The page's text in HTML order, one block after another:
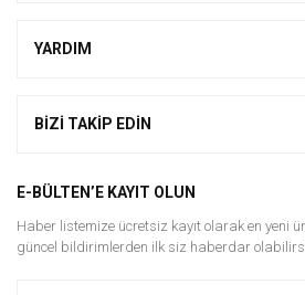
YARDIM
BİZİ TAKİP EDİN
E-BÜLTEN’E KAYIT OLUN
Haber listemize ücretsiz kayıt olarak en yeni
güncel bildirimlerden ilk siz haberdar